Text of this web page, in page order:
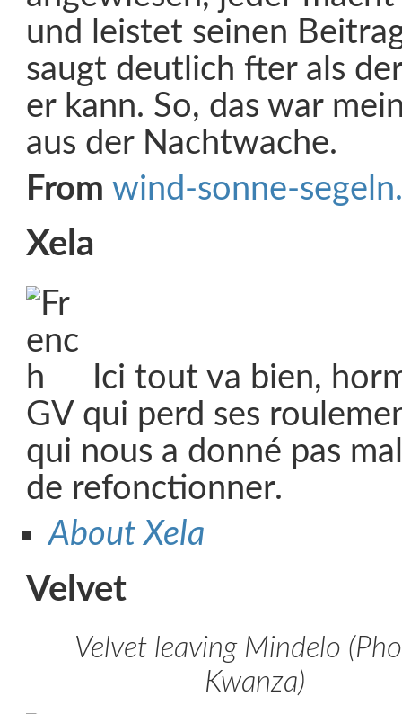
und leistet seinen
saugt deutlich fter als
er kann. So, das war
aus der Nachtwache.
From wind-sonne-
Xela
Ici tout va bien,
GV qui perd ses
qui nous a donné pas
de refonctionner.
About Xela
Velvet
Velvet leaving Mindelo
Kwanza)